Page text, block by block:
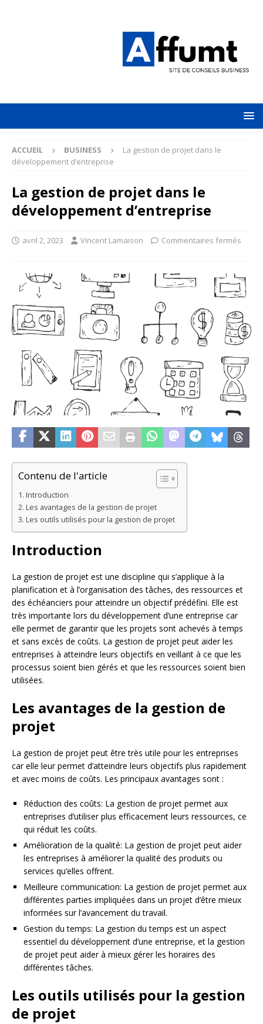
ACCUEIL BUSINESS
La gestion de projet dans le
développement d’entreprise
La gestion de projet dans le
développement d’entreprise
avril 2, 2023 Vincent Lamaison Commentaires fermés
Contenu de l'article
Introduction
Les avantages de la gestion de projet
Les outils utilisés pour la gestion de projet
Introduction
La gestion de projet est une discipline qui s’applique à la
planification et à l’organisation des tâches, des ressources et
des échéanciers pour atteindre un objectif prédéfini. Elle est
très importante lors du développement d’une entreprise car
elle permet de garantir que les projets sont achevés à temps
et sans excès de coûts. La gestion de projet peut aider les
entreprises à atteindre leurs objectifs en veillant à ce que les
processus soient bien gérés et que les ressources soient bien
utilisées.
Les avantages de la gestion de
projet
La gestion de projet peut être très utile pour les entreprises
car elle leur permet d’atteindre leurs objectifs plus rapidement
et avec moins de coûts. Les principaux avantages sont :
Réduction des coûts: La gestion de projet permet aux
entreprises d’utiliser plus efficacement leurs ressources, ce
qui réduit les coûts.
Amélioration de la qualité: La gestion de projet peut aider
les entreprises à améliorer la qualité des produits ou
services qu’elles offrent.
Meilleure communication: La gestion de projet permet aux
différentes parties impliquées dans un projet d’être mieux
informées sur l’avancement du travail.
Gestion du temps: La gestion du temps est un aspect
essentiel du développement d’une entreprise, et la gestion
de projet peut aider à mieux gérer les horaires des
différentes tâches.
Les outils utilisés pour la gestion
de projet